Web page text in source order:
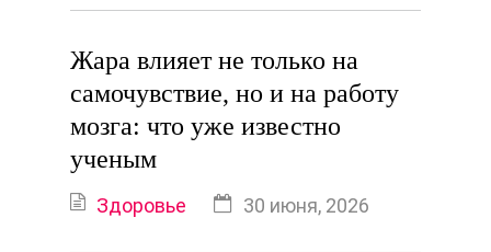
Жара влияет не только на
самочувствие, но и на работу
мозга: что уже известно
ученым
Здоровье 30 июня, 2026